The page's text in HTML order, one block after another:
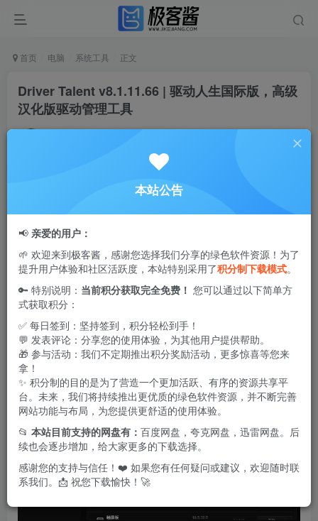
首页 电脑 系统工具 正文
Driver Talent v8.1.11.66 | 驱动人生国际版，高级
汉化版驱动管理工具
私信
中文破解版（又称“驱动人生国际版”）是一款功
能全面的驱动管理工具。该软件专注于提供专业的驱动更
新、下载、体检和管理服务，支持多种外设驱动管理。相比
国内版，国际版设计更加简洁清爽，去除了广告及附带软
工具特别适合有频繁驱动更新需求的用户，帮助您轻松高效
地进行设备驱动管理。
本站公告
📢 亲爱的用户：
🌱 欢迎来到极客酱，感谢您选择我们分享的绿色软件资源！为了
提升用户体验和社区活跃度，本站特别采用了积分制下载模式。
🔑 特别说明： 当前积分获取完全免费！ 您可以通过以下简单方
式获取积分：
✅ 每日签到：坚持签到，积分轻松到手！
💬 发表评论：分享您的使用体验，为其他用户提供帮助。
🎁 参与活动：我们不定期推出积分奖励活动，更多惊喜等您来
拿！
✨ 积分制的目的是为了营造一个更加活跃、有序的资源共享平
台。未来，我们将持续推出更优质的绿色软件资源，并不断完善
网站功能与布局，为您提供更舒适的使用体验。
📂 本站目前支持的网盘有： 百度网盘，夸克网盘，迅雷网盘。后
续也会逐步增加，给大家更多的下载选择。
感谢您的支持与信任！❤️ 如果您有任何疑问或建议，欢迎随时联
系我们。📩 祝您下载愉快！🚀